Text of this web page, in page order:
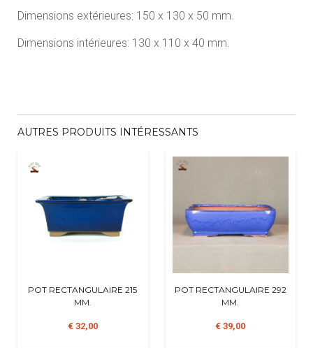
Dimensions extérieures: 150 x 130 x 50 mm.
Dimensions intérieures: 130 x 110 x 40 mm.
AUTRES PRODUITS INTÉRESSANTS
POT RECTANGULAIRE 215
MM.
€ 32,00
POT RECTANGULAIRE 292
MM.
€ 39,00